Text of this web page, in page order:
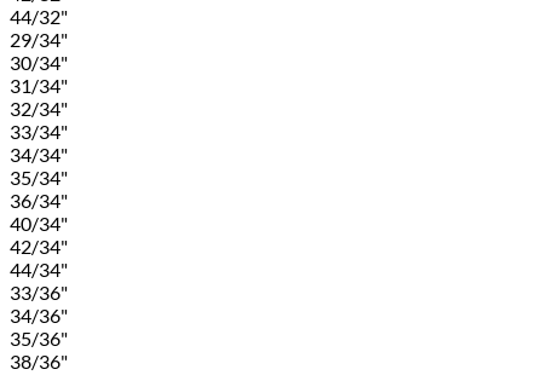
44/32"
29/34"
30/34"
31/34"
32/34"
33/34"
34/34"
35/34"
36/34"
40/34"
42/34"
44/34"
33/36"
34/36"
35/36"
38/36"